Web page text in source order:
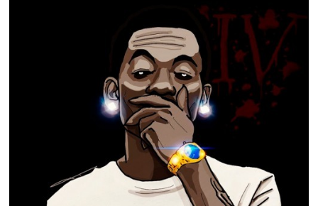
© 2015-2022 UMOMAG. PROPIEDAD DE UMO agency. TODOS LOS
DERECHOS RESERVADOS.